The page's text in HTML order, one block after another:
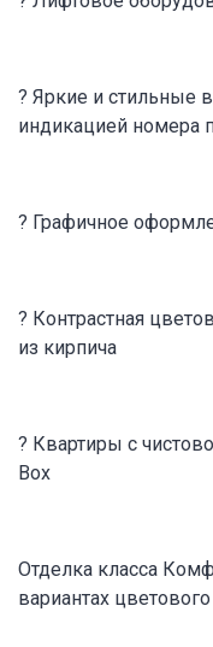
? Яркие и стильные
индикацией номера
? Графичное
? Контрастная
из кирпича
? Квартиры с
Box
Отделка класса
вариантах